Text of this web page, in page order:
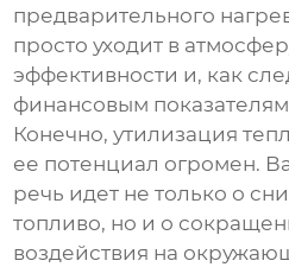
предварительного
просто уходит в
эффективности и, как
финансовым
Конечно, утилизация
ее потенциал огромен.
речь идет не только о
топливо, но и о
воздействия на